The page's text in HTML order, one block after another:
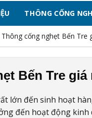
THÔNG CỐNG
Thông cống nghẹt Bến Tre
Bến Tre giá
lớn đến sinh hoạt
đến hoạt động kinh